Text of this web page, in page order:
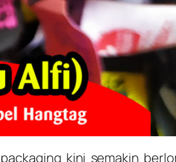
kini semakin